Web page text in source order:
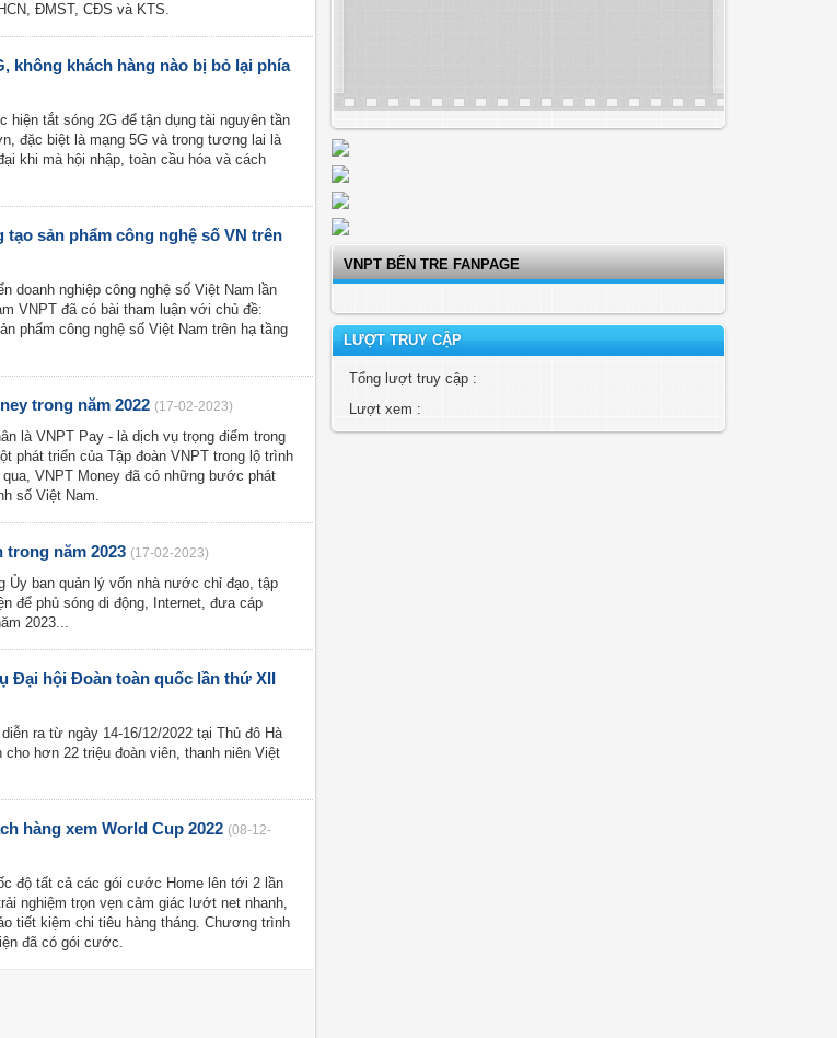
ĐMST, CĐS và KTS.
không khách hàng nào bị bỏ lại phía
hiện tắt sóng 2G để tận dụng tài nguyên tần
đặc biệt là mạng 5G và trong tương lai là
khi mà hội nhập, toàn cầu hóa và cách
tạo sản phẩm công nghệ số VN trên
doanh nghiệp công nghệ số Việt Nam lần
VNPT đã có bài tham luận với chủ đề:
phẩm công nghệ số Việt Nam trên hạ tầng
trong năm 2022 (17-02-2023)
là VNPT Pay - là dịch vụ trọng điểm trong
phát triển của Tập đoàn VNPT trong lộ trình
VNPT Money đã có những bước phát
số Việt Nam.
trong năm 2023 (17-02-2023)
Ủy ban quản lý vốn nhà nước chỉ đạo, tập
để phủ sóng di động, Internet, đưa cáp
2023...
Đại hội Đoàn toàn quốc lần thứ XII
ra từ ngày 14-16/12/2022 tại Thủ đô Hà
hơn 22 triệu đoàn viên, thanh niên Việt
hàng xem World Cup 2022 (08-12-
độ tất cả các gói cước Home lên tới 2 lần
nghiệm trọn vẹn cảm giác lướt net nhanh,
tiết kiệm chi tiêu hàng tháng. Chương trình
đã có gói cước.
VNPT BẾN TRE FANPAGE
LƯỢT TRUY CẬP
Tổng lượt truy cập :
Lượt xem :